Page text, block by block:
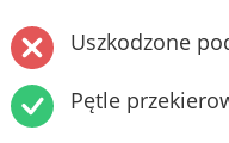
Uszkodzone
Pętle